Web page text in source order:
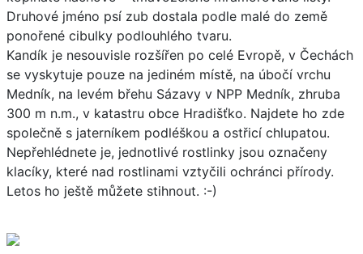
Druhové jméno psí zub dostala podle malé do země
ponořené cibulky podlouhlého tvaru.
Kandík je nesouvisle rozšířen po celé Evropě, v Čechách
se vyskytuje pouze na jediném místě, na úbočí vrchu
Medník, na levém břehu Sázavy v NPP Medník, zhruba
300 m n.m., v katastru obce Hradišťko. Najdete ho zde
společně s jaterníkem podléškou a ostřicí chlupatou.
Nepřehlédnete je, jednotlivé rostlinky jsou označeny
klacíky, které nad rostlinami vztyčili ochránci přírody.
Letos ho ještě můžete stihnout. :-)